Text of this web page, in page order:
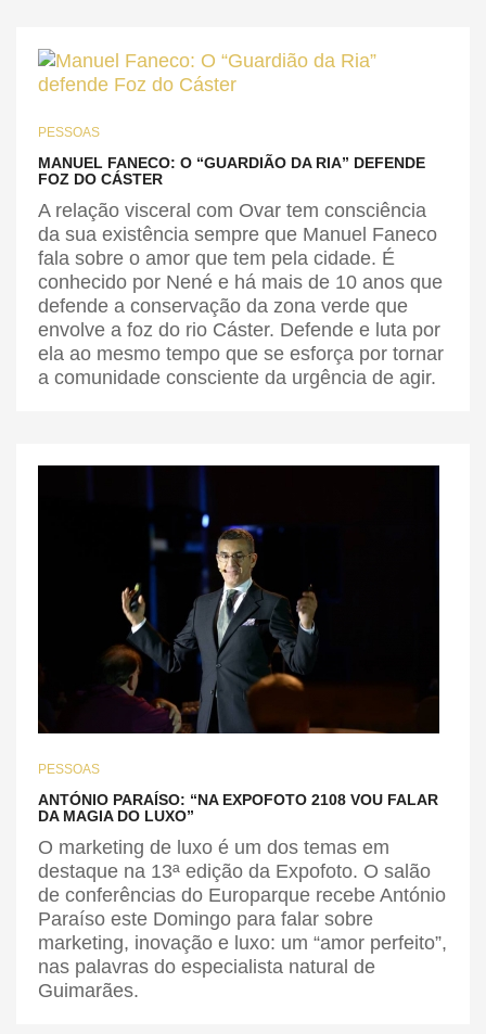
PESSOAS
MANUEL FANECO: O “GUARDIÃO DA RIA” DEFENDE
FOZ DO CÁSTER
A relação visceral com Ovar tem consciência
da sua existência sempre que Manuel Faneco
fala sobre o amor que tem pela cidade. É
conhecido por Nené e há mais de 10 anos que
defende a conservação da zona verde que
envolve a foz do rio Cáster. Defende e luta por
ela ao mesmo tempo que se esforça por tornar
a comunidade consciente da urgência de agir.
PESSOAS
ANTÓNIO PARAÍSO: “NA EXPOFOTO 2108 VOU FALAR
DA MAGIA DO LUXO”
O marketing de luxo é um dos temas em
destaque na 13ª edição da Expofoto. O salão
de conferências do Europarque recebe António
Paraíso este Domingo para falar sobre
marketing, inovação e luxo: um “amor perfeito”,
nas palavras do especialista natural de
Guimarães.